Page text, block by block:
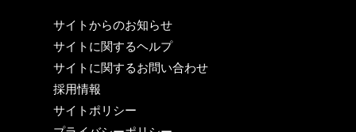
サイトからのお知らせ
サイトに関するヘルプ
サイトに関するお問い合わせ
採用情報
サイトポリシー